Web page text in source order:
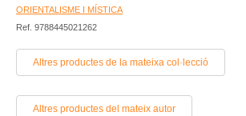
ORIENTALISME I MÍSTICA
Ref. 9788445021262
Altres productes de la mateixa col·lecció
Altres productes del mateix autor